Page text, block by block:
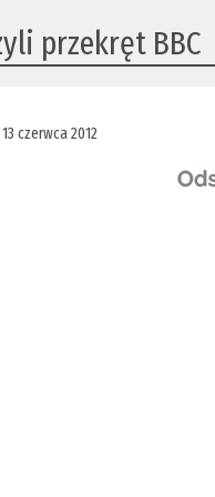
przekręt BBC
czerwca 2012